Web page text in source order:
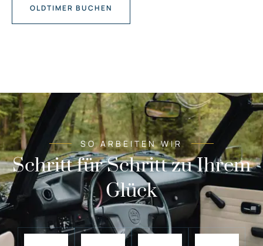
OLDTIMER BUCHEN
SO ARBEITEN WIR
Schritt für Schritt zu Ihrem
Glück